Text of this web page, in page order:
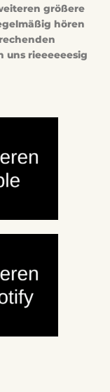
größere
hören
uns rieeeeeesig